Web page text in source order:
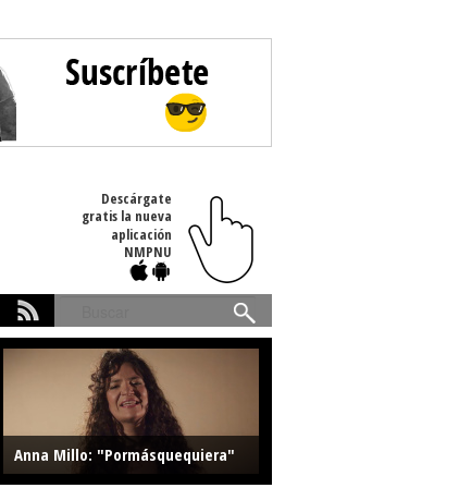
Descárgate
gratis la nueva
aplicación
NMPNU
Buscar
Anna Millo: "Pormásquequiera"